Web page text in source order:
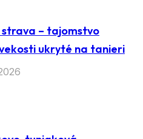
– tajomstvo
ukryté na tanieri